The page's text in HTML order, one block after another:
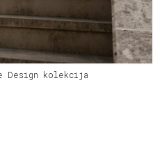
Design kolekcija